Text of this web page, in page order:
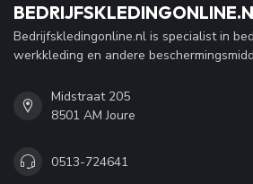
Bedrijfskledingonline.nl is specialist in
werkkleding en andere
Midstraat 205
8501 AM Joure
0513-724641